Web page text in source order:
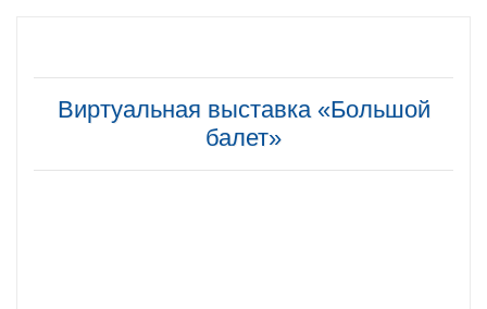
Виртуальная выставка «Большой
балет»